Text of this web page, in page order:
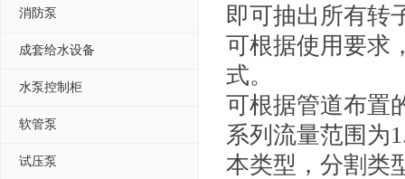
消防泵
成套给水设备
水泵控制柜
软管泵
试压泵
即可抽出所有转
可根据使用要求
式。
可根据管道布置
系列流量范围为
本类型，分割类